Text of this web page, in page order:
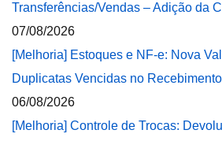
Transferências/Vendas – Adição da
07/08/2026
[Melhoria] Estoques e NF-e: Nova
Duplicatas Vencidas no
06/08/2026
[Melhoria] Controle de Trocas: